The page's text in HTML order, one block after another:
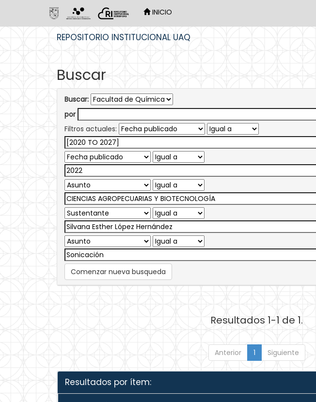
INICIO
REPOSITORIO INSTITUCIONAL UAQ
Buscar
Buscar:
por
Filtros actuales:
Comenzar nueva busqueda
Resultados 1-1 de 1.
Anterior 1 Siguiente
Resultados por ítem: